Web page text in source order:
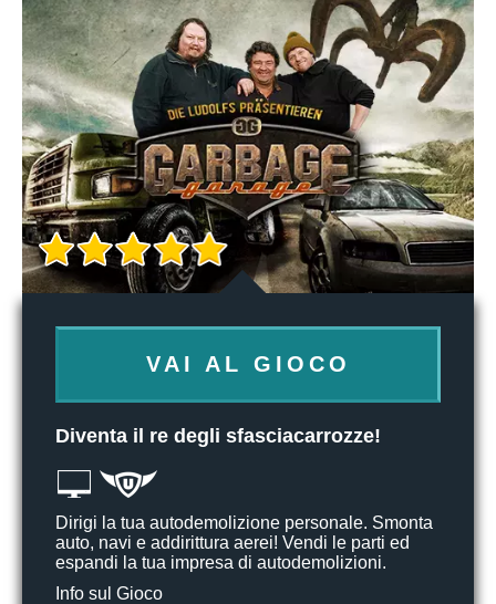
VAI AL GIOCO
Diventa il re degli sfasciacarrozze!
Dirigi la tua autodemolizione personale. Smonta
auto, navi e addirittura aerei! Vendi le parti ed
espandi la tua impresa di autodemolizioni.
Info sul Gioco